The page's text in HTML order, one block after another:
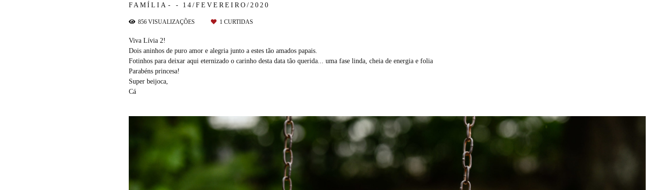
FAMÍLIA 14/FEVEREIRO/2020
856 VISUALIZAÇÕES 1 CURTIDAS
Viva Lívia 2!
Dois aninhos de puro amor e alegria junto a estes tão amados papais.
Fotinhos para deixar aqui eternizado o carinho desta data tão querida... uma fase linda, cheia de energia e folia
Parabéns princesa!
Super beijoca,
Cá